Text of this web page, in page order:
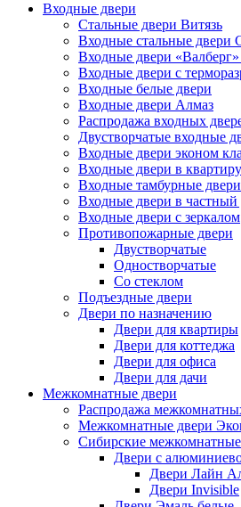
Входные двери
Стальные двери Витязь
Входные стальные двери
Входные двери
Входные двери с
Входные белые двери
Входные двери Алмаз
Распродажа входных
Двустворчатые входные
Входные двери эконом
Входные двери в квартиру
Входные тамбурные
Входные двери в частный
Входные двери с зеркалом
Противопожарные двери
Двустворчатые
Одностворчатые
Со стеклом
Подъездные двери
Двери по назначению
Двери для квартиры
Двери для коттеджа
Двери для офиса
Двери для дачи
Межкомнатные двери
Распродажа
Межкомнатные двери
Сибирские
Двери с
Двери Лайн
Двери Invisible